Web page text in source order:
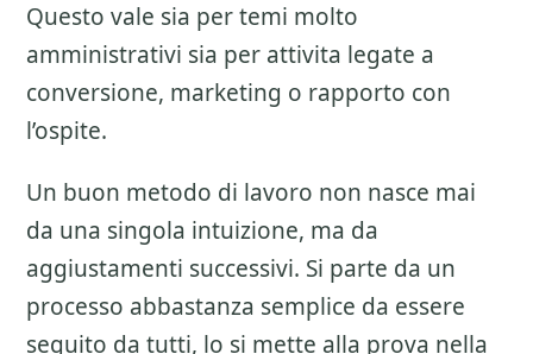
Questo vale sia per temi molto
amministrativi sia per attivita legate a
conversione, marketing o rapporto con
l’ospite.
Un buon metodo di lavoro non nasce mai
da una singola intuizione, ma da
aggiustamenti successivi. Si parte da un
processo abbastanza semplice da essere
seguito da tutti, lo si mette alla prova nella